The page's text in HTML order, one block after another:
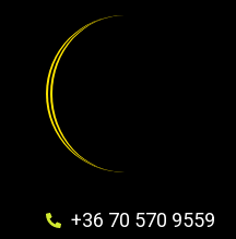
+36 70 570 9559